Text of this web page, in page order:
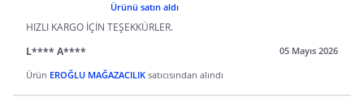
Ürünü satın aldı
HIZLI KARGO İÇİN TEŞEKKÜRLER.
L**** A****
05 Mayıs 2026
Ürün EROĞLU MAĞAZACILIK satıcısından alındı